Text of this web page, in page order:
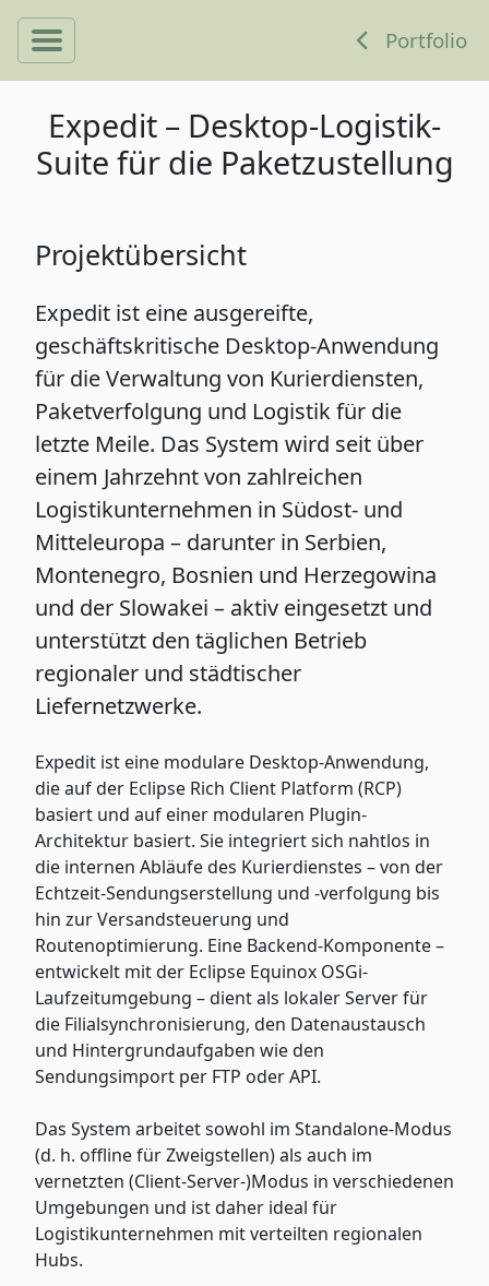
Portfolio
Expedit – Desktop-Logistik-
Suite für die Paketzustellung
Projektübersicht
Expedit ist eine ausgereifte,
geschäftskritische Desktop-Anwendung
für die Verwaltung von Kurierdiensten,
Paketverfolgung und Logistik für die
letzte Meile. Das System wird seit über
einem Jahrzehnt von zahlreichen
Logistikunternehmen in Südost- und
Mitteleuropa – darunter in Serbien,
Montenegro, Bosnien und Herzegowina
und der Slowakei – aktiv eingesetzt und
unterstützt den täglichen Betrieb
regionaler und städtischer
Liefernetzwerke.
Expedit ist eine modulare Desktop-Anwendung,
die auf der Eclipse Rich Client Platform (RCP)
basiert und auf einer modularen Plugin-
Architektur basiert. Sie integriert sich nahtlos in
die internen Abläufe des Kurierdienstes – von der
Echtzeit-Sendungserstellung und -verfolgung bis
hin zur Versandsteuerung und
Routenoptimierung. Eine Backend-Komponente –
entwickelt mit der Eclipse Equinox OSGi-
Laufzeitumgebung – dient als lokaler Server für
die Filialsynchronisierung, den Datenaustausch
und Hintergrundaufgaben wie den
Sendungsimport per FTP oder API.
Das System arbeitet sowohl im Standalone-Modus
(d. h. offline für Zweigstellen) als auch im
vernetzten (Client-Server-)Modus in verschiedenen
Umgebungen und ist daher ideal für
Logistikunternehmen mit verteilten regionalen
Hubs.